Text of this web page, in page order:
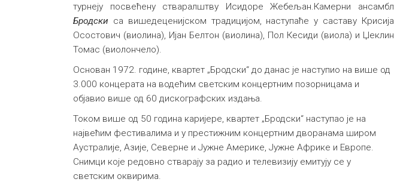
турнеју посвећену стваралштву Исидоре Жебељан.Камерни ансамбл
Бродски са вишедеценијском традицијом, наступаће у саставу Крисија
Осостович (виолина), Ијан Белтон (виолина), Пол Кесиди (виола) и Џеклин
Томас (виолончело).
Основан 1972. године, квартет „Бродски“ до данас је наступио на више од
3.000 концерата на водећим светским концертним позорницама и
објавио више од 60 дискографских издања.
Током више од 50 година каријере, квартет „Бродски“ наступао је на
највећим фестивалима и у престижним концертним дворанама широм
Аустралије, Азије, Северне и Јужне Америке, Јужне Африке и Европе.
Снимци које редовно стварaју за радио и телевизију емитују се у
светским оквирима.